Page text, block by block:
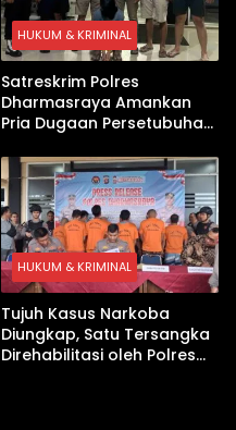
HUKUM & KRIMINAL
Satreskrim Polres
Dharmasraya Amankan
Pria Dugaan Persetubuhan
HUKUM & KRIMINAL
Tujuh Kasus Narkoba
Diungkap, Satu Tersangka
Direhabilitasi oleh Polres